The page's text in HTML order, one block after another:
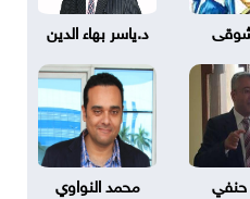
د.ياسر بهاء الدين
محمد النواوي